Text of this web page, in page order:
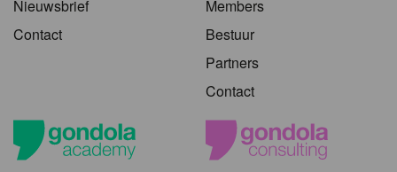
Nieuwsbrief
Contact
Members
Bestuur
Partners
Contact